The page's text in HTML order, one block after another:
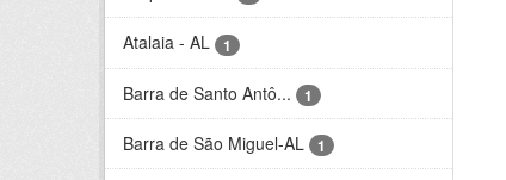
Atalaia - AL 1
Barra de Santo Antô... 1
Barra de São Miguel-AL 1